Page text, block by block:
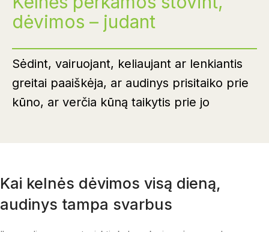
dėvimos – judant
Sėdint, vairuojant, keliaujant ar lenkiantis
greitai paaiškėja, ar audinys prisitaiko prie
kūno, ar verčia kūną taikytis prie jo
Kai kelnės dėvimos visą dieną,
audinys tampa svarbus